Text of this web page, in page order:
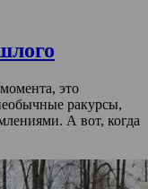
это
ракурсы,
А вот, когда